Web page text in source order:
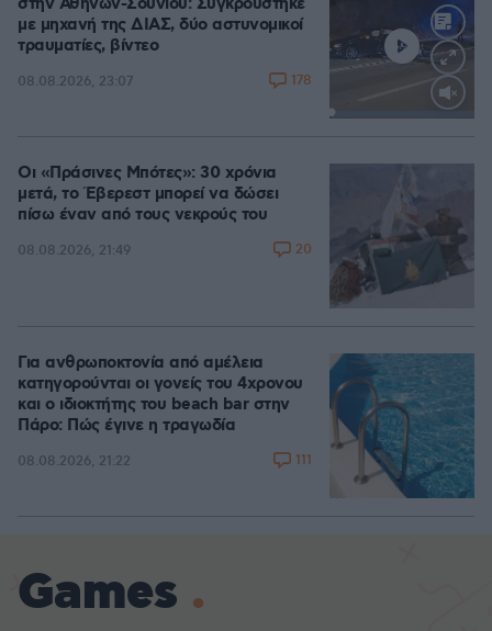
στην Αθηνών-Σουνίου: Συγκρούστηκε
με μηχανή της ΔΙΑΣ, δύο αστυνομικοί
τραυματίες, βίντεο
08.08.2026, 23:07 178
Οι «Πράσινες Μπότες»: 30 χρόνια
μετά, το Έβερεστ μπορεί να δώσει
πίσω έναν από τους νεκρούς του
08.08.2026, 21:49 20
Για ανθρωποκτονία από αμέλεια
κατηγορούνται οι γονείς του 4χρονου
και ο ιδιοκτήτης του beach bar στην
Πάρο: Πώς έγινε η τραγωδία
08.08.2026, 21:22 111
Games